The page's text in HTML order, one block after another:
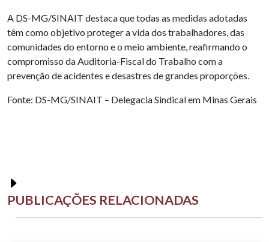
A DS-MG/SINAIT destaca que todas as medidas adotadas
têm como objetivo proteger a vida dos trabalhadores, das
comunidades do entorno e o meio ambiente, reafirmando o
compromisso da Auditoria-Fiscal do Trabalho com a
prevenção de acidentes e desastres de grandes proporções.
Fonte: DS-MG/SINAIT – Delegacia Sindical em Minas Gerais
PUBLICAÇÕES RELACIONADAS